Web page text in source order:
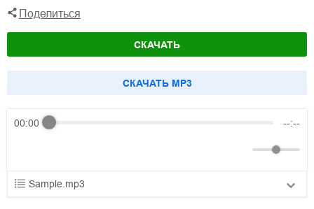
Поделиться
СКАЧАТЬ
CКАЧАТЬ MP3
00:00 --:--
Sample.mp3